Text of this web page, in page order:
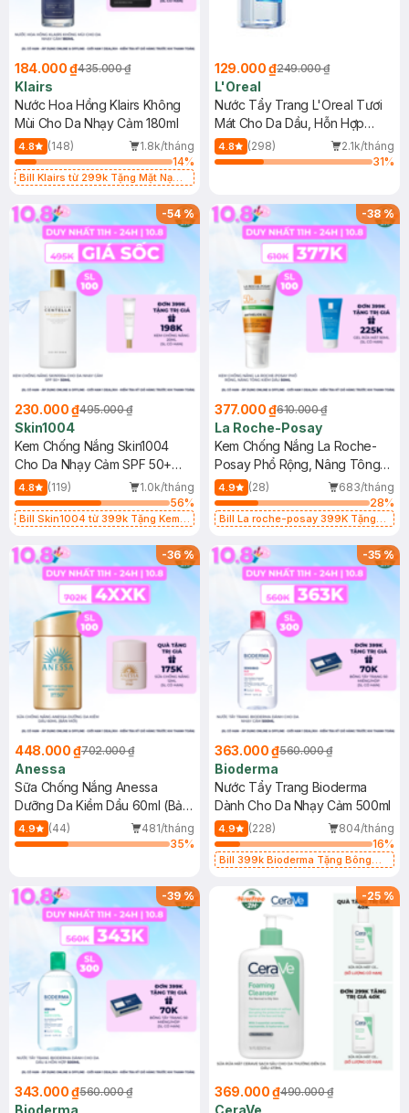
184.000 ₫435.000 ₫
Klairs
Nước Hoa Hồng Klairs Không
Mùi Cho Da Nhạy Cảm 180ml
4.8 (148)
1.8k/tháng
14%
Bill Klairs từ 299k Tặng Mặt Nạ
25ml (SL Có Hạn)
129.000 ₫249.000 ₫
L'Oreal
Nước Tẩy Trang L'Oreal Tươi
Mát Cho Da Dầu, Hỗn Hợp
400ml
4.8 (298)
2.1k/tháng
31%
-54%
230.000 ₫495.000 ₫
Skin1004
Kem Chống Nắng Skin1004
Cho Da Nhạy Cảm SPF 50+
50ml
4.8 (119)
1.0k/tháng
56%
Bill Skin1004 từ 399k Tặng Kem
SPF 50+ 20ml (SL Có Hạn)
-38%
377.000 ₫610.000 ₫
La Roche-Posay
Kem Chống Nắng La Roche-
Posay Phổ Rộng, Nâng Tông
Kiềm Dầu 50ml
4.9 (28)
683/tháng
28%
Bill La roche-posay 399K Tặng
(SL có hạn)
-36%
448.000 ₫702.000 ₫
Anessa
Sữa Chống Nắng Anessa
Dưỡng Da Kiềm Dầu 60ml (Bản
Mới)
4.9 (44)
481/tháng
35%
-35%
363.000 ₫560.000 ₫
Bioderma
Nước Tẩy Trang Bioderma
Dành Cho Da Nhạy Cảm 500ml
4.9 (228)
804/tháng
16%
Bill 399k Bioderma Tặng Bông
-39%
343.000 ₫560.000 ₫
Bioderma
-25 %
369.000 ₫490.000 ₫
CeraVe